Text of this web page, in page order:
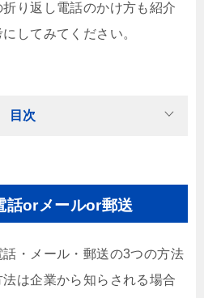
り返し電話のかけ方も紹介
してみてください。
目次
話orメールor郵送
・メール・郵送の3つの方法
は企業から知らされる場合